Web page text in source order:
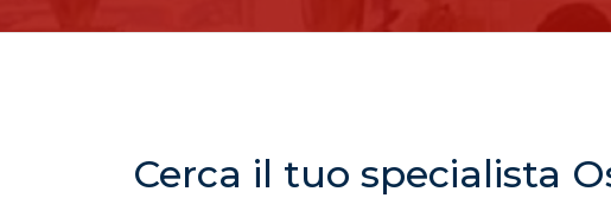
Cerca il tuo specialista